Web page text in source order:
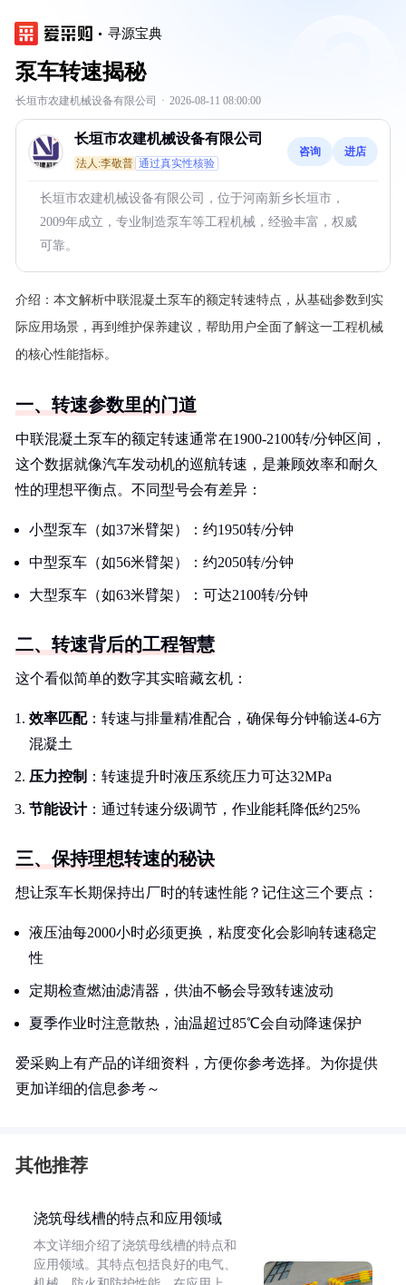
寻源宝典
泵车转速揭秘
长垣市农建机械设备有限公司 · 2026-08-11 08:00:00
长垣市农建机械设备有限公司
法人:李敬普 通过真实性核验
咨询 进店
长垣市农建机械设备有限公司，位于河南新乡长垣市，
2009年成立，专业制造泵车等工程机械，经验丰富，权威
可靠。
介绍： 本文解析中联混凝土泵车的额定转速特点，从基础参数到实
际应用场景，再到维护保养建议，帮助用户全面了解这一工程机械
的核心性能指标。
一、转速参数里的门道
中联混凝土泵车的额定转速通常在1900-2100转/分钟区间，
这个数据就像汽车发动机的巡航转速，是兼顾效率和耐久
性的理想平衡点。不同型号会有差异：
小型泵车（如37米臂架）：约1950转/分钟
中型泵车（如56米臂架）：约2050转/分钟
大型泵车（如63米臂架）：可达2100转/分钟
二、转速背后的工程智慧
这个看似简单的数字其实暗藏玄机：
效率匹配：转速与排量精准配合，确保每分钟输送4-6方
混凝土
压力控制 ：转速提升时液压系统压力可达32MPa
节能设计：通过转速分级调节，作业能耗降低约25%
三、保持理想转速的秘诀
想让泵车长期保持出厂时的转速性能？记住这三个要点：
液压油每2000小时必须更换，粘度变化会影响转速稳定
性
定期检查燃油滤清器，供油不畅会导致转速波动
夏季作业时注意散热，油温超过85℃会自动降速保护
爱采购上有产品的详细资料，方便你参考选择。为你提供
更加详细的信息参考～
其他推荐
浇筑母线槽的特点和应用领域
本文详细介绍了浇筑母线槽的特点和
应用领域。其特点包括良好的电气、